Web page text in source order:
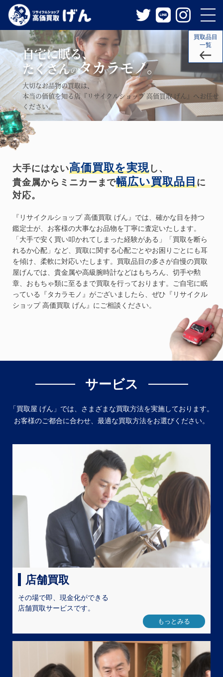
自宅に眠る、
たくさんのタカラモノ。
大切なお品物の買取は、
本当の価値を知る店『リサイクルショップ 高価買取 げん』へお任せ
ください。
買取品目
一覧
大手にはない高価買取を実現し、
貴金属からミニカーまで幅広い買取品目に
対応。
『リサイクルショップ 高価買取 げん』では、確かな目を持つ
鑑定士が、お客様の大事なお品物を丁寧に査定いたします。
「大手で安く買い叩かれてしまった経験がある」「買取を断ら
れるか心配」など、買取に関する心配ごとやお困りごとにも耳
を傾け、柔軟に対応いたします。買取品目の多さが自慢の買取
屋げんでは、貴金属や高級腕時計などはもちろん、切手や勲
章、おもちゃ類に至るまで買取を行っております。ご自宅に眠
っている『タカラモノ』がございましたら、ぜひ『リサイクル
ショップ 高価買取 げん』にご相談ください。
サービス
「買取屋 げん」では、さまざまな買取方法を実施しております。
お客様のご都合に合わせ、最適な買取方法をお選びください。
店舗買取
その場で即、現金化ができる
店舗買取サービスです。
もっとみる